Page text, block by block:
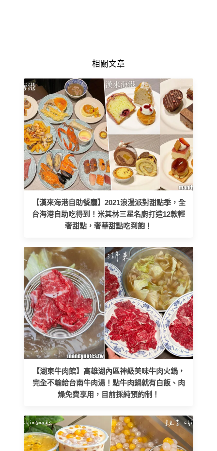
相關文章
【漢來海港自助餐廳】2021浪漫派對甜點季，全
台海港自助吃得到！米其林三星名廚打造12款輕
奢甜點，奢華甜點吃到飽！
【湖東牛肉館】高雄湖內區神級美味牛肉火鍋，
完全不輸給台南牛肉湯！點牛肉鍋就有白飯、肉
燥免費享用，目前採純預約制！